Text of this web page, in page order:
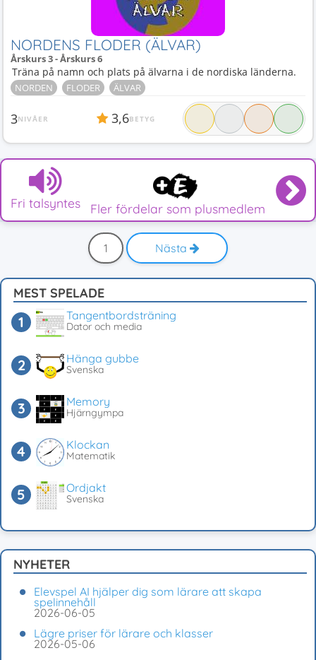
NORDENS FLODER (ÄLVAR)
Årskurs 3 - Årskurs 6
Träna på namn och plats på älvarna i de nordiska länderna.
NORDEN FLODER ÄLVAR
3NIVÅER 3,6BETYG
Fri talsyntes Fler fördelar som plusmedlem
1 Nästa
MEST SPELADE
Tangentbordsträning
Dator och media
Hänga gubbe
Svenska
Memory
Hjärngympa
Klockan
Matematik
Ordjakt
Svenska
NYHETER
Elevspel AI hjälper dig som lärare att skapa
spelinnehåll
2026-06-05
Lägre priser för lärare och klasser
2026-05-06